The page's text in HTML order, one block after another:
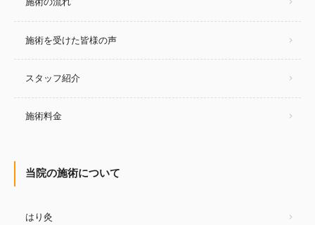
施術を受けた皆様の声
スタッフ紹介
施術料金
当院の施術について
はり灸